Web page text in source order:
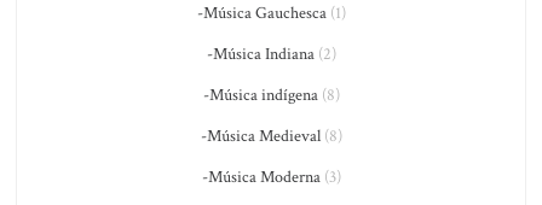
-Música Gauchesca(1)
-Música Indiana(2)
-Música indígena(8)
-Música Medieval(8)
-Música Moderna(3)